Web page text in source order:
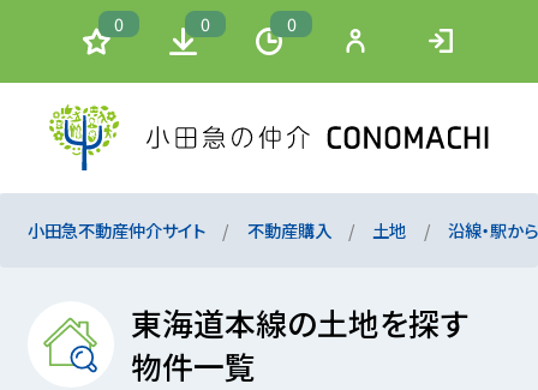
0 0 0
小田急不動産仲介サイト 不動産購入 土地 沿線・駅か
東海道本線の土地を探す
物件一覧